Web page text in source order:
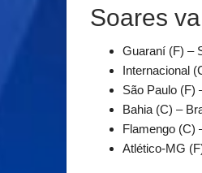
Soares
Guaraní (F) –
Internacional
São Paulo (F)
Bahia (C) –
Flamengo (C)
Atlético-MG